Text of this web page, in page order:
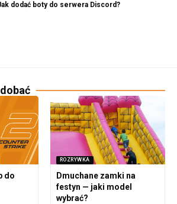
dodać boty do serwera Discord?
do
ROZRYWKA
Dmuchane zamki na
festyn — jaki model
wybrać?